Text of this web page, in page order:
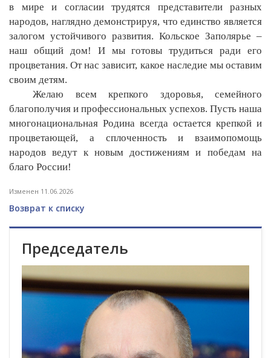
в мире и согласии трудятся представители разных
народов, наглядно демонстрируя, что единство является
залогом устойчивого развития. Кольское Заполярье –
наш общий дом! И мы готовы трудиться ради его
процветания. От нас зависит, какое наследие мы оставим
своим детям.
Желаю всем крепкого здоровья, семейного
благополучия и профессиональных успехов. Пусть наша
многонациональная Родина всегда остается крепкой и
процветающей, а сплоченность и взаимопомощь
народов ведут к новым достижениям и победам на
благо России!
Изменен 11.06.2026
Возврат к списку
Председатель